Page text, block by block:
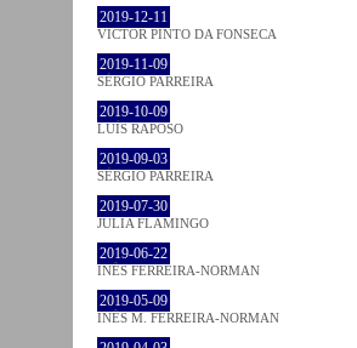
2019-12-11
VICTOR PINTO DA FONSECA
2019-11-09
SÉRGIO PARREIRA
2019-10-09
LUÍS RAPOSO
2019-09-03
SÉRGIO PARREIRA
2019-07-30
JULIA FLAMINGO
2019-06-22
INÊS FERREIRA-NORMAN
2019-05-09
INÊS M. FERREIRA-NORMAN